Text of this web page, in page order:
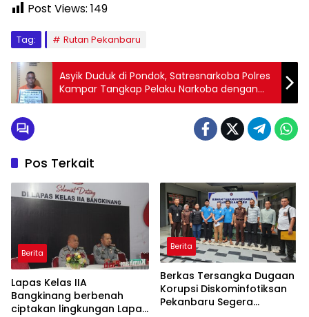
Post Views: 149
Tag: Rutan Pekanbaru
Asyik Duduk di Pondok, Satresnarkoba Polres
Kampar Tangkap Pelaku Narkoba dengan
Berat 51.20 Gram
Pos Terkait
Berita
Lapas Kelas IIA
Bangkinang berbenah
ciptakan lingkungan Lapas
Berita
Berkas Tersangka Dugaan
Korupsi Diskominfotiksan
Pekanbaru Segera